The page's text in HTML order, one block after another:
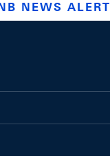
NEWS ALERT